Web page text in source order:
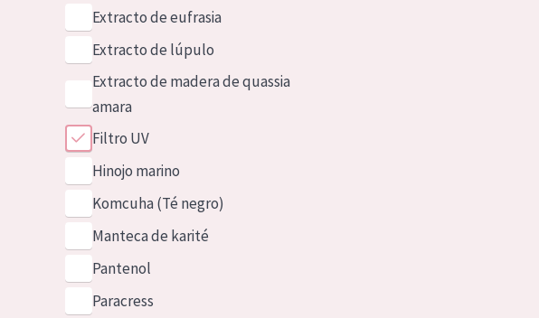
Extracto de eufrasia
Extracto de lúpulo
Extracto de madera de quassia
amara
Filtro UV
Hinojo marino
Komcuha (Té negro)
Manteca de karité
Pantenol
Paracress